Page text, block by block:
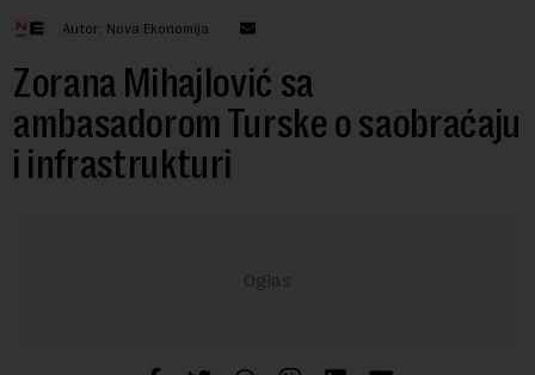
Autor: Nova Ekonomija
Zorana Mihajlović sa
ambasadorom Turske o saobraćaju
i infrastrukturi